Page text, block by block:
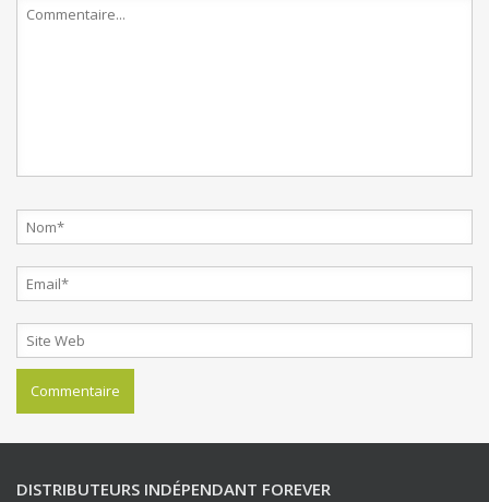
DISTRIBUTEURS INDÉPENDANT FOREVER